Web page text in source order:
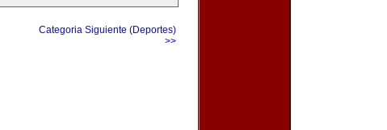
Categoria Siguiente (Deportes)
>>